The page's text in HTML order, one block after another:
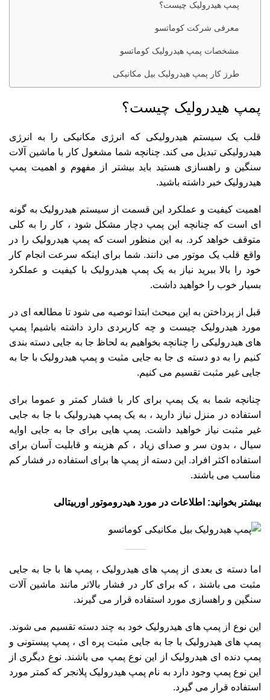
پمپ هیدرولیک چیست؟
معرفی شرکت کوماتسو
مشخصات پمپ هیدرولیک کوماتسو
طرز کار پمپ هیدرولیک بیل مکانیکی
پمپ هیدرولیک چیست؟
قلب یک سیستم هیدرولیکی که انرژی مکانیکی را به انرژی
هیدرولیکی تبدیل می کند. چنانچه شما مشغول کار با ماشین آلات
سنگین و راهسازی هستید باید بیشتر از مفهوم و اهمیت پمپ
هیدرولیک خبر داشته باشید.
اهمیت کیفیت و عملکرد این قسمت از سیستم هیدرولیک به گونه
ای است که چنانچه این پمپ دچار مشکل شود ، کار را به کلی
متوقف خواهد کرد. به این منظور است که پمپ هیدرولیک را در
واقع قلب یک موتور می دانند. شما برای اینکه سرعت انجام کار
خود را بالا ببرید نیاز به یک پمپ هیدرولیک با کیفیت و عملکرد
بسیار خوب را خواهید داشت.
قبل از پرداختن به این مبحث ابتدا توصیه می شود تا مطالعه ای در
مورد هیدرولیک چیست و چه کاربردی دارد داشته باشیم! پمپ
های هیدرولیکی را چنانچه بخواهیم به لحاظ جا به جایی دسته بندی
کنیم را به دو دسته ی جا به جایی مثبت و پمپ هیدرولیک با جا به
جایی غیر مثبت تقسیم می کنیم.
چنانچه شما به یک پمپ برای کار با فشار کمتر و عموما برای
استفاده در منزل نیاز دارید ، به یک پمپ هیدرولیک با جا به جایی
غیر مثبت نیاز خواهید داشت. پمپ هایی برای جا به جایی اوایه
سیال ، بدون سر و صدای زیاد ، کم هزینه و قابلیت آسان برای
استفاده اکثر افراد. این دسته از پمپ ها برای استفاده در فشار کم
مناسب می باشند.
بیشتر بخوانید: اطلاعات در مورد هیدروموتور اوربیتالی
اما دسته ی بعدی از پمپ های هیدرولیک ، پمپ ها با جا به جایی
مثبت می باشند ، که برای کار در فشار بالاتر مانند ماشین آلات
سنگین و راهسازی مورد استفاده قرار می گیرند.
این نوع از پمپ های هیدرولیک خود به چند دسته تقسیم می شوند.
پمپ های هیدرولیک با جا به جایی مثبت پره ای ، پمپ پیستونی و
پمپ دنده ای هیدرولیک از این نوع پمپ می باشند. نوع دیگری از
این نوع پمپ وجود دارد به نام پمپ هیدرولیک پلانجر که کمتر مورد
استفاده قرار می گیرد.